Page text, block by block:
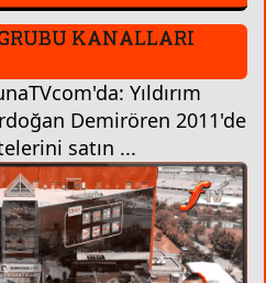
KANALLARI
Yıldırım
Demirören 2011'de
satın ...